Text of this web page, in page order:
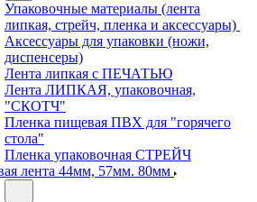
Упаковочные материалы (лента
липкая, стрейч, пленка и аксессуары)
Аксессуары для упаковки (ножи,
диспенсеры)
Лента липкая с ПЕЧАТЬЮ
Лента ЛИПКАЯ, упаковочная,
"СКОТЧ"
Пленка пищевая ПВХ для "горячего
стола"
Пленка упаковочная СТРЕЙЧ
лента 44мм, 57мм. 80мм